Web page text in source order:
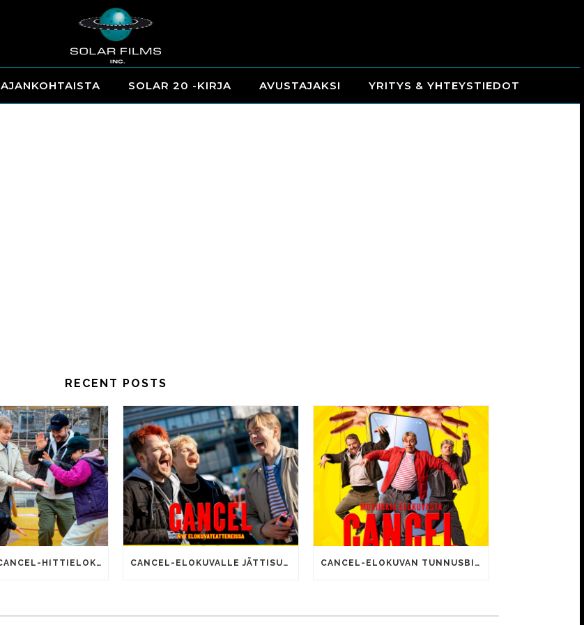
AJANKOHTAISTA SOLAR 20 -KIRJA AVUSTAJAKSI YRITYS & YHTEYSTIEDOT
RECENT POSTS
SOMEAJAN CANCEL-HITTIELOKUVALLA 100 000 KATSOJAA! CANCEL-ELOKUVALLE JÄTTISUOSIO – AVAUSPÄIVÄNÄ JO 15 492 KATSOJAA! CANCEL-ELOKUVAN TUNNUSBIISIN LYRIIKOISSA TUTTUJA MEEMIHOKEMIA YOUTUBE-VIDEOILTA!